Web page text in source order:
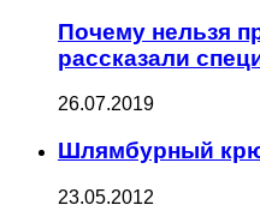
Почему нельзя
рассказали
26.07.2019
Шлямбурный
23.05.2012